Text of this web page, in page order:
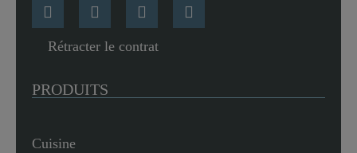
Rétracter le contrat
PRODUITS
Cuisine